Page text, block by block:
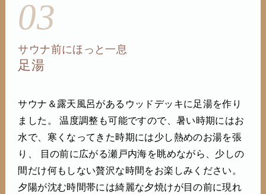
03
サウナ前にほっと一息
足湯
サウナ＆露天風呂があるウッドデッキに足湯を作り
ました。 温度調整も可能ですので、暑い時期にはお
水で、寒くなってきた時期には少し熱めのお湯を張
り、 目の前に広がる瀬戸内海を眺めながら、少しの
間だけ何もしない贅沢な時間をお楽しみください。
夕陽が沈む時間帯には綺麗な夕焼けが目の前に現れ